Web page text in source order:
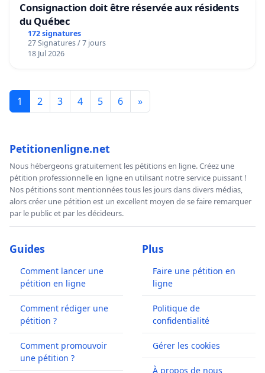
Consignaction doit être réservée aux résidents
du Québec
172 signatures
27 Signatures / 7 jours
18 Jul 2026
1 2 3 4 5 6 »
Petitionenligne.net
Nous hébergeons gratuitement les pétitions en ligne. Créez une
pétition professionnelle en ligne en utilisant notre service puissant !
Nos pétitions sont mentionnées tous les jours dans divers médias,
alors créer une pétition est un excellent moyen de se faire remarquer
par le public et par les décideurs.
Guides
Comment lancer une
pétition en ligne
Comment rédiger une
pétition ?
Comment promouvoir
une pétition ?
Plus
Faire une pétition en
ligne
Politique de
confidentialité
Gérer les cookies
À propos de nous